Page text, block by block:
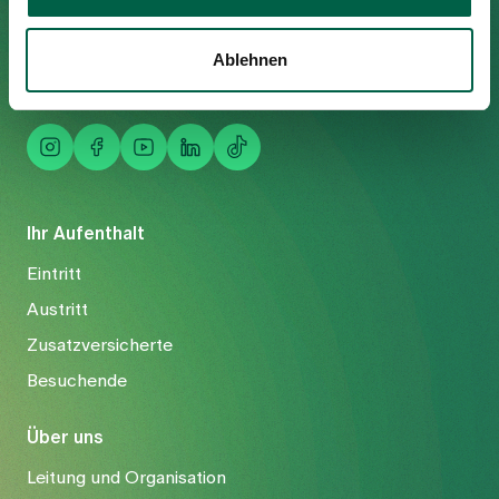
Ablehnen
Ihr Aufenthalt
Eintritt
Austritt
Zusatzversicherte
Besuchende
Über uns
Leitung und Organisation
+41 44 397 21 11